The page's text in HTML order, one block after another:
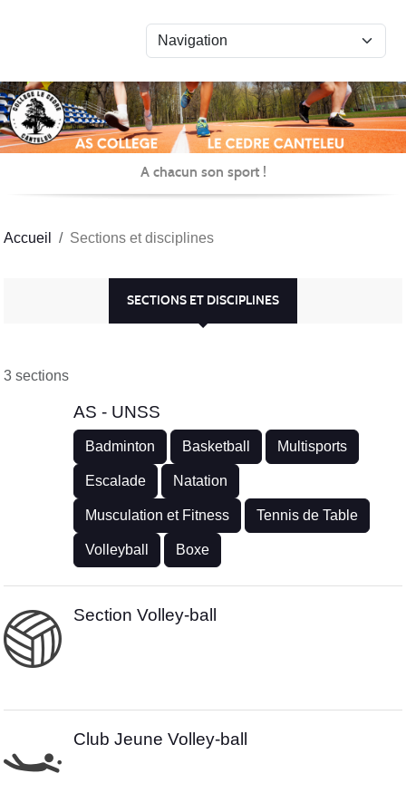
A chacun son sport !
Accueil Sections et disciplines
SECTIONS ET DISCIPLINES
3 sections
AS - UNSS
Badminton Basketball Multisports
Escalade Natation
Musculation et Fitness Tennis de Table
Volleyball Boxe
Section Volley-ball
Club Jeune Volley-ball